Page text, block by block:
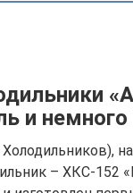
и немного
– ХКС-152